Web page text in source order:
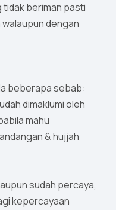
tidak beriman pasti
dengan
beberapa sebab:
dimaklumi oleh
mahu
& hujjah
sudah percaya,
kepercayaan